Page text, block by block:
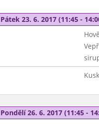
Pátek 23. 6. 2017 (11:45 -
Pondělí 26. 6. 2017 (11:45 -